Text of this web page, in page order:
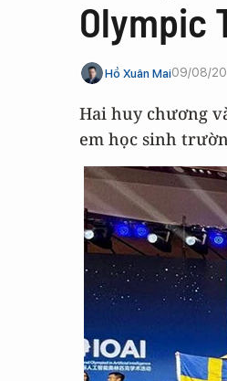
Olympic
Hồ Xuân Mai09/08/
Hai huy chương
em học sinh